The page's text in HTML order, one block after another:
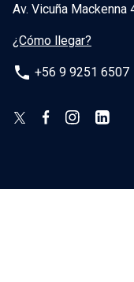
Av. Vicuña Mackenna
¿Cómo llegar?
phone +56 9 9251 6507